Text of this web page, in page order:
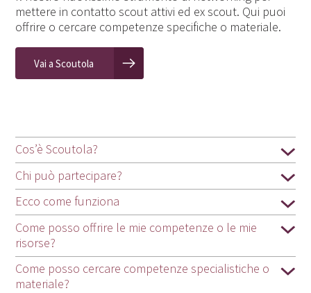
mettere in contatto scout attivi ed ex scout. Qui puoi
offrire o cercare competenze specifiche o materiale.
Vai a Scoutola
Cos’è Scoutola?
Chi può partecipare?
Ecco come funziona
Come posso offrire le mie competenze o le mie
risorse?
Come posso cercare competenze specialistiche o
materiale?